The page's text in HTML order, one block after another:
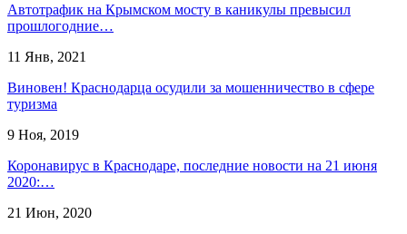
Автотрафик на Крымском мосту в каникулы превысил
прошлогодние…
11 Янв, 2021
Виновен! Краснодарца осудили за мошенничество в сфере
туризма
9 Ноя, 2019
Коронавирус в Краснодаре, последние новости на 21 июня
2020:…
21 Июн, 2020